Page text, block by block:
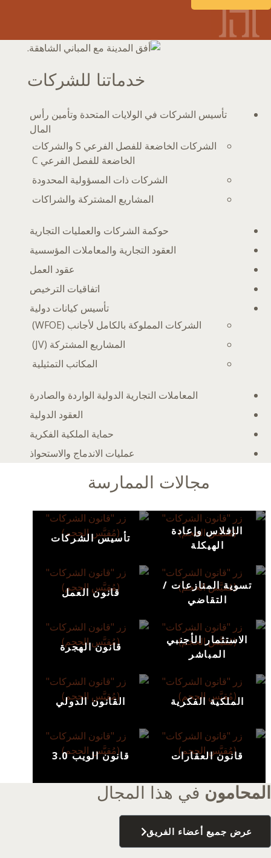
خدماتنا للشركات
تأسيس الشركات في الولايات المتحدة وتأمين رأس
المال
الشركات الخاضعة للفصل الفرعي S والشركات
الخاضعة للفصل الفرعي C
الشركات ذات المسؤولية المحدودة
المشاريع المشتركة والشراكات
حوكمة الشركات والعمليات التجارية
العقود التجارية والمعاملات المؤسسية
عقود العمل
اتفاقيات الترخيص
تأسيس كيانات دولية
الشركات المملوكة بالكامل لأجانب (WFOE)
المشاريع المشتركة (JV)
المكاتب التمثيلية
المعاملات التجارية الدولية الواردة والصادرة
العقود الدولية
حماية الملكية الفكرية
عمليات الاندماج والاستحواذ
مجالات الممارسة
الإفلاس وإعادة
الهيكلة
تأسيس الشركات
تسوية المنازعات /
التقاضي
قانون العمل
الاستثمار الأجنبي
المباشر
قانون الهجرة
الملكية الفكرية القانون الدولي
قانون العقارات قانون الويب 3.0
المحامون في هذا المجال
عرض جميع أعضاء الفريق